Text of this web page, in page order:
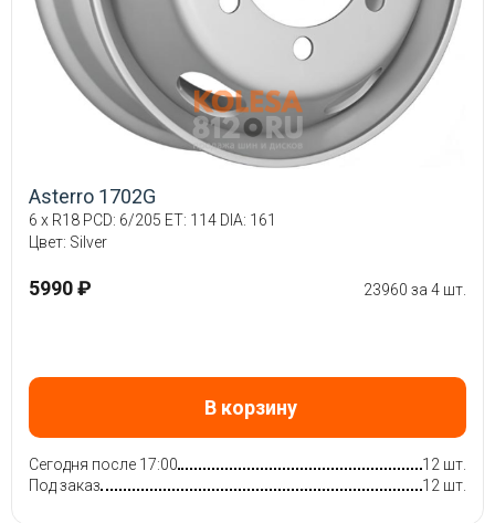
Asterro 1702G
6 x R18 PCD: 6/205 ET: 114 DIA: 161
Цвет: Silver
5990 ₽ 23960 за 4 шт.
В корзину
Сегодня после 17:00
12 шт.
Под заказ
12 шт.